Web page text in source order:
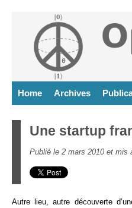
Home Archives
Une startup
Publié le 2 mars 2010 et mis
Autre lieu, autre découverte